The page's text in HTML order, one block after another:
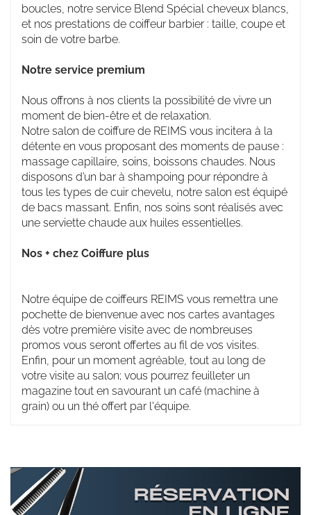
boucles, notre service Blend Spécial cheveux blancs,
et nos prestations de coiffeur barbier : taille, coupe et
soin de votre barbe.
Notre service premium
Nous offrons à nos clients la possibilité de vivre un
moment de bien-être et de relaxation.
Notre salon de coiffure de REIMS vous incitera à la
détente en vous proposant des moments de pause :
massage capillaire, soins, boissons chaudes. Nous
disposons d’un bar à shampoing pour répondre à
tous les types de cuir chevelu, notre salon est équipé
de bacs massant. Enfin, nos soins sont réalisés avec
une serviette chaude aux huiles essentielles.
Nos + chez Coiffure plus
Notre équipe de coiffeurs REIMS vous remettra une
pochette de bienvenue avec nos cartes avantages
dès votre première visite avec de nombreuses
promos vous seront offertes au fil de vos visites.
Enfin, pour un moment agréable, tout au long de
votre visite au salon; vous pourrez feuilleter un
magazine tout en savourant un café (machine à
grain) ou un thé offert par l'équipe.
Réservation
ligne